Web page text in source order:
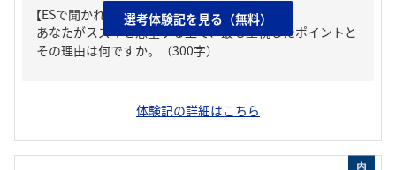
【ESで聞かれた質問】
あなたがスズキを志望する上で、最も重視したポイントと
その理由は何ですか。（300字）
体験記の詳細はこちら
選考体験記を見る（無料）